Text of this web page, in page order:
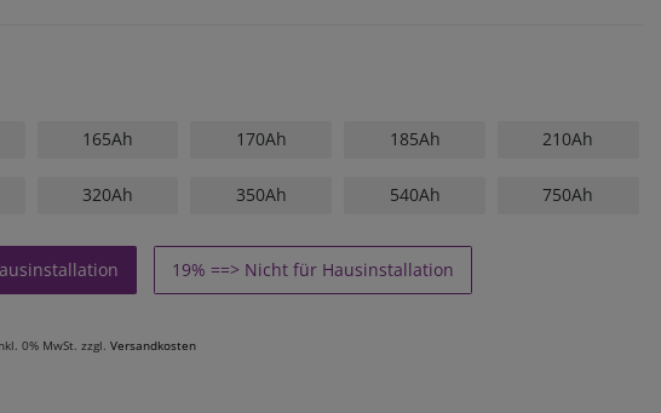
165Ah 170Ah 185Ah 210Ah
320Ah 350Ah 540Ah 750Ah
19% ==> Nicht für Hausinstallation
0% MwSt. zzgl. Versandkosten